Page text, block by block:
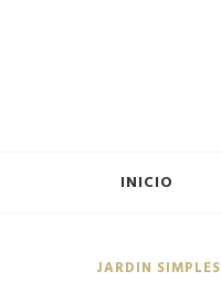
INICIO
JARDIN SIMPLES